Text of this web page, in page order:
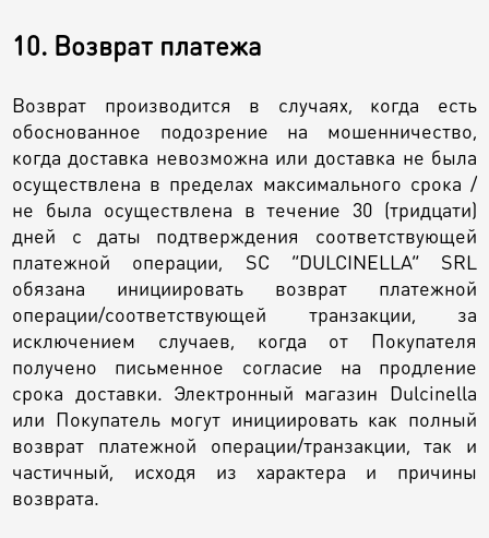
10. Возврат платежа
Возврат производится в случаях, когда есть
обоснованное подозрение на мошенничество,
когда доставка невозможна или доставка не была
осуществлена в пределах максимального срока /
не была осуществлена в течение 30 (тридцати)
дней с даты подтверждения соответствующей
платежной операции, SC “DULCINELLA” SRL
обязана инициировать возврат платежной
операции/соответствующей транзакции, за
исключением случаев, когда от Покупателя
получено письменное согласие на продление
срока доставки. Электронный магазин Dulcinella
или Покупатель могут инициировать как полный
возврат платежной операции/транзакции, так и
частичный, исходя из характера и причины
возврата.